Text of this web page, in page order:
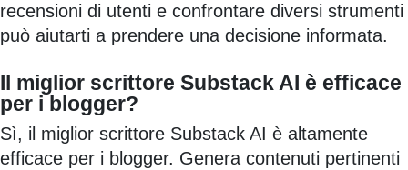
recensioni di utenti e confrontare diversi strumenti
può aiutarti a prendere una decisione informata.
Il miglior scrittore Substack AI è efficace
per i blogger?
Sì, il miglior scrittore Substack AI è altamente
efficace per i blogger. Genera contenuti pertinenti